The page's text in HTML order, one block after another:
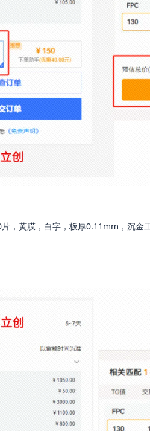
，黄膜，白字，板厚0.11mm，沉金